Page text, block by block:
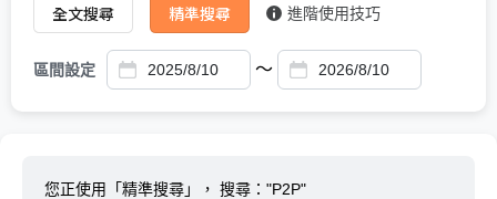
全文搜尋 精準搜尋 進階使用技巧
區間設定 ～
您正使用「精準搜尋」， 搜尋："P2P"